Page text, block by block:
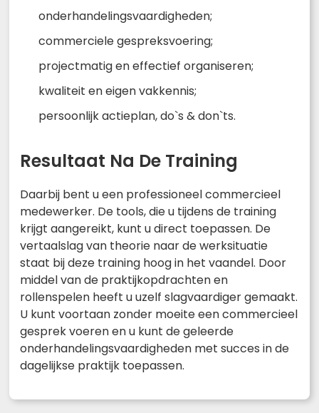
onderhandelingsvaardigheden;
commerciele gespreksvoering;
projectmatig en effectief organiseren;
kwaliteit en eigen vakkennis;
persoonlijk actieplan, do`s & don`ts.
Resultaat Na De Training
Daarbij bent u een professioneel commercieel
medewerker. De tools, die u tijdens de training
krijgt aangereikt, kunt u direct toepassen. De
vertaalslag van theorie naar de werksituatie
staat bij deze training hoog in het vaandel. Door
middel van de praktijkopdrachten en
rollenspelen heeft u uzelf slagvaardiger gemaakt.
U kunt voortaan zonder moeite een commercieel
gesprek voeren en u kunt de geleerde
onderhandelingsvaardigheden met succes in de
dagelijkse praktijk toepassen.